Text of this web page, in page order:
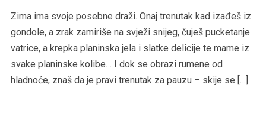
Zima ima svoje posebne draži. Onaj trenutak kad izađeš iz
gondole, a zrak zamiriše na svježi snijeg, čuješ pucketanje
vatrice, a krepka planinska jela i slatke delicije te mame iz
svake planinske kolibe… I dok se obrazi rumene od
hladnoće, znaš da je pravi trenutak za pauzu – skije se […]